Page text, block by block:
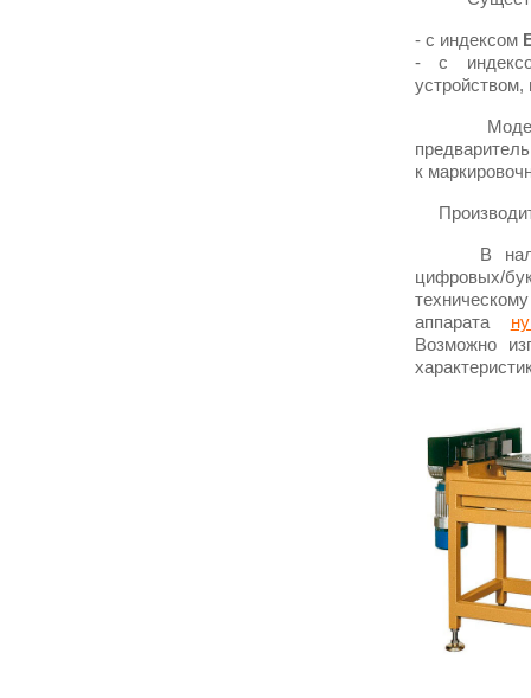
- с индексом
- с
Модель,
к
В
цифровых/
аппарата
Возможно